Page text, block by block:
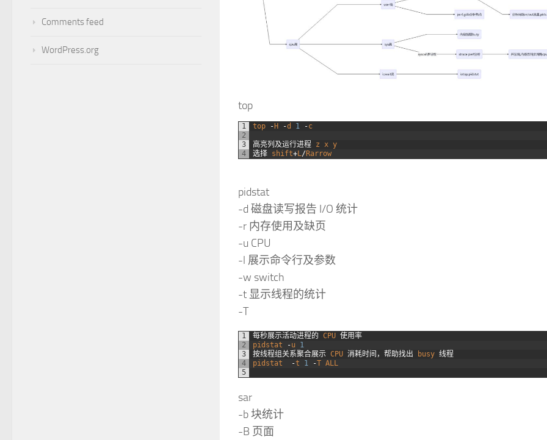
top
1
2
3
4
top -H -d 1 -c
高亮列及运行进程 z x y
选择 shift+L /Rarrow
pidstat
-d 磁盘读写报告 I/O 统计
-r 内存使用及缺页
-u CPU
-l 展示命令行及参数
-w switch
-t 显示线程的统计
-T
1
2
3
4
5
每秒展示活动进程的 CPU 使用率
pidstat
-u 1
按线程组关系聚合展示 CPU 消耗时间，帮助找出 busy 线程
pidstat
-t 1 -T ALL
sar
-b 块统计
-B 页面
Comments feed
WordPress.org